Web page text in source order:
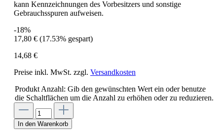
kann Kennzeichnungen des Vorbesitzers und sonstige
Gebrauchsspuren aufweisen.
-18%
17,80 € (17.53% gespart)
14,68 €
Preise inkl. MwSt. zzgl. Versandkosten
Produkt Anzahl: Gib den gewünschten Wert ein oder benutze
die Schaltflächen um die Anzahl zu erhöhen oder zu reduzieren.
In den Warenkorb